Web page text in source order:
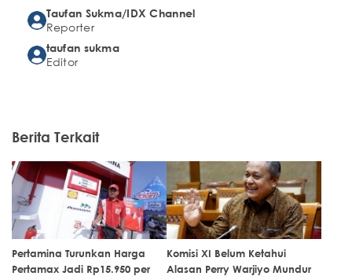
Taufan Sukma/IDX Channel
Reporter
taufan sukma
Editor
Berita Terkait
Pertamina Turunkan Harga
Pertamax Jadi Rp15.950 per
Komisi XI Belum Ketahui
Alasan Perry Warjiyo Mundur